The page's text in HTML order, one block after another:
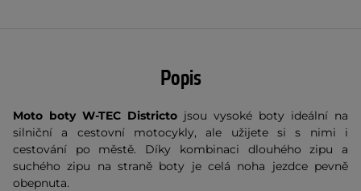
Popis
Moto boty W-TEC Districto jsou vysoké boty ideální na
silniční a cestovní motocykly, ale užijete si s nimi i
cestování po městě. Díky kombinaci dlouhého zipu a
suchého zipu na straně boty je celá noha jezdce pevně
obepnuta.